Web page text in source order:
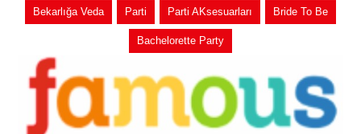
Bekarlığa Veda Parti Parti AKsesuarları Bride To Be
Bachelorette Party